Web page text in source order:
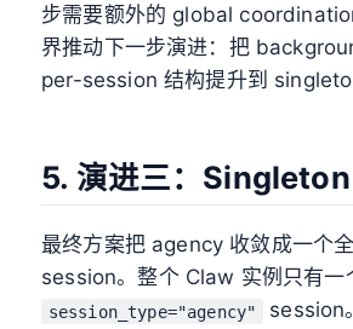
步需要额外的 global
界推动下一步演进：把
per-session 结构提升到
5. 演进三：
最终方案把 agency 收敛成一个
session。整个 Claw 实例只有一
session_type="agency"
session